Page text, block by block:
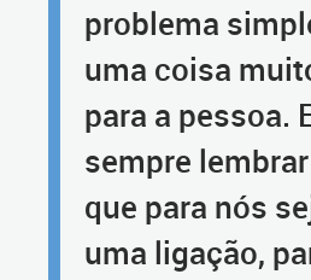
problema
uma coisa
para a pessoa.
sempre
que para nós
uma ligação,